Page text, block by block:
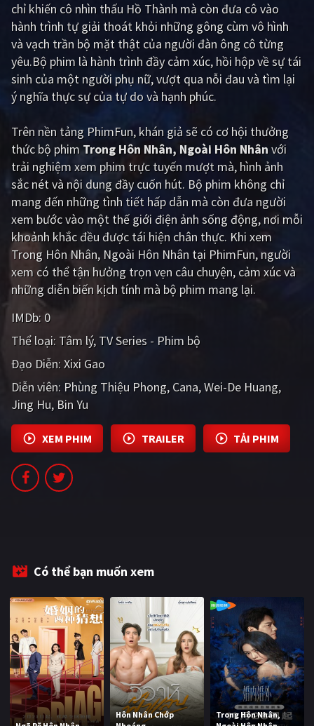
QUỐC GIA
Âu - Mỹ Trung Quốc - Hồng Kông
Hàn Quốc Nhật Bản
Ấn Độ Việt Nam
Tổng hợp
CẬP NHẬT
PHIM MỚI
PHIM BỘ
PHIM LẺ
PHIM CHIẾU RẠP
TUYỂN TẬP PHIM
BLOG
chỉ khiến cô nhìn thấu Hồ Thành mà còn đưa cô vào
hành trình tự giải thoát khỏi những gông cùm vô hình
và vạch trần bộ mặt thật của người đàn ông cô từng
yêu.Bộ phim là hành trình đầy cảm xúc, hồi hộp về sự tái
sinh của một người phụ nữ, vượt qua nỗi đau và tìm lại
ý nghĩa thực sự của tự do và hạnh phúc.
Trên nền tảng PhimFun, khán giả sẽ có cơ hội thưởng
thức bộ phimTrong Hôn Nhân, Ngoài Hôn Nhânvới
trải nghiệm xem phim trực tuyến mượt mà, hình ảnh
sắc nét và nội dung đầy cuốn hút. Bộ phim không chỉ
mang đến những tình tiết hấp dẫn mà còn đưa người
xem bước vào một thế giới điện ảnh sống động, nơi mỗi
khoảnh khắc đều được tái hiện chân thực. Khi xem
Trong Hôn Nhân, Ngoài Hôn Nhân tại PhimFun, người
xem có thể tận hưởng trọn vẹn câu chuyện, cảm xúc và
những diễn biến kịch tính mà bộ phim mang lại.
IMDb: 0
Thể loại: Tâm lý TV Series - Phim bộ
Đạo Diễn: Xixi Gao
Diễn viên: Phùng Thiệu Phong Cana Wei-De Huang
Jing Hu Bin Yu
XEM PHIM TRAILER TẢI PHIM
Có thể bạn muốn xem
Hôn Nhân Chớp
Trong Hôn Nhân,